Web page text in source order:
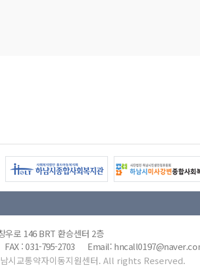
우로 146 BRT 환승센터 2층
: 031-795-2703 Email:
시교통약자이동지원센터. All rights Reserved.